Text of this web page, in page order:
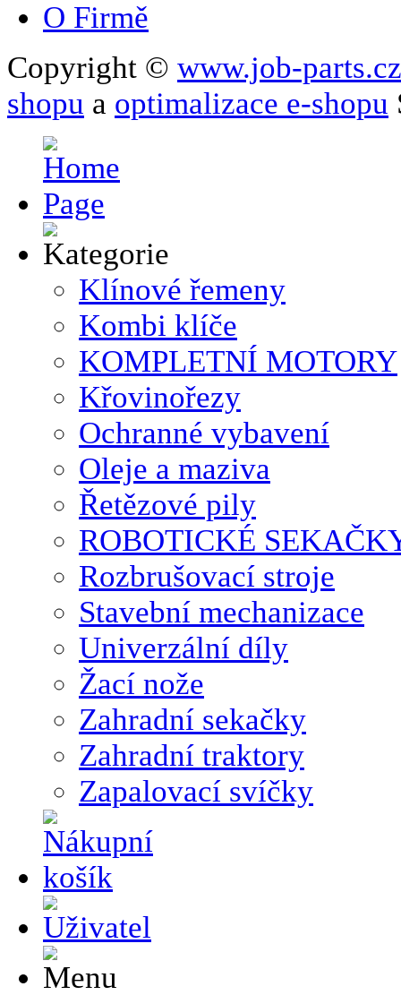
O Firmě
Copyright © www.job-parts.cz
shopu a optimalizace e-shopu
Klínové řemeny
Kombi klíče
KOMPLETNÍ MOTORY
Křovinořezy
Ochranné vybavení
Oleje a maziva
Řetězové pily
ROBOTICKÉ
Rozbrušovací stroje
Stavební mechanizace
Univerzální díly
Žací nože
Zahradní sekačky
Zahradní traktory
Zapalovací svíčky